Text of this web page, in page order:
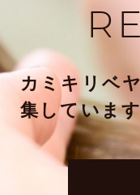
カミキリベ
集していま